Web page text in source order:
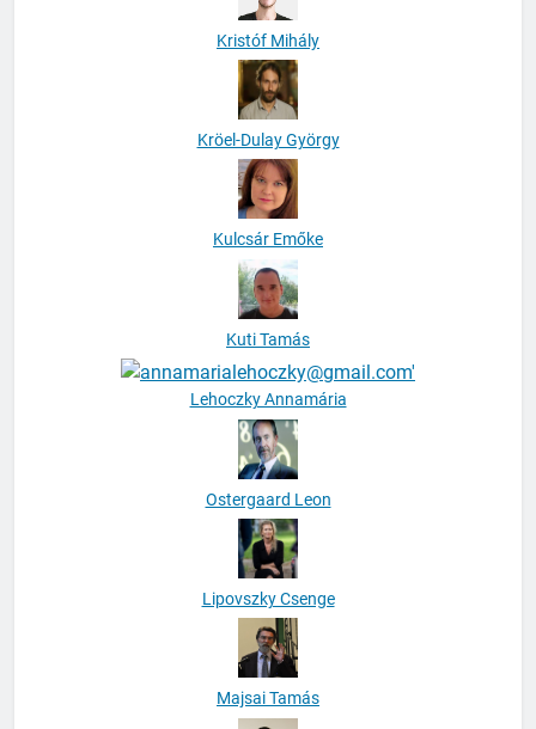
Kristóf Mihály
Kröel-Dulay György
Kulcsár Emőke
Kuti Tamás
Lehoczky Annamária
Ostergaard Leon
Lipovszky Csenge
Majsai Tamás